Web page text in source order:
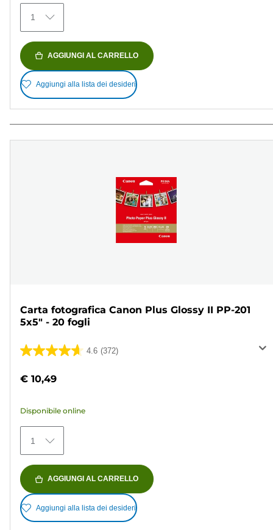
recensioni
1
AGGIUNGI AL CARRELLO
Aggiungi alla lista dei desideri
Carta fotografica Canon Plus Glossy II PP-201
5x5" - 20 fogli
4.6 (372)
4.6
5
372
recensioni
€ 10,49
Disponibile online
1
AGGIUNGI AL CARRELLO
Aggiungi alla lista dei desideri